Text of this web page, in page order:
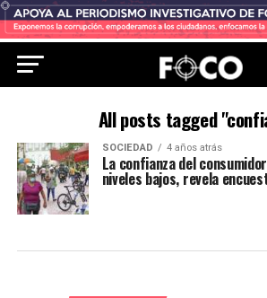
All posts tagged
SOCIEDAD 4 años atrás
La confianza del
niveles bajos, revela